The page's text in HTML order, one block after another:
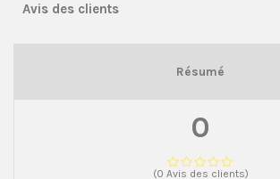
Avis des clients
Résumé
0
(0 Avis des clients)